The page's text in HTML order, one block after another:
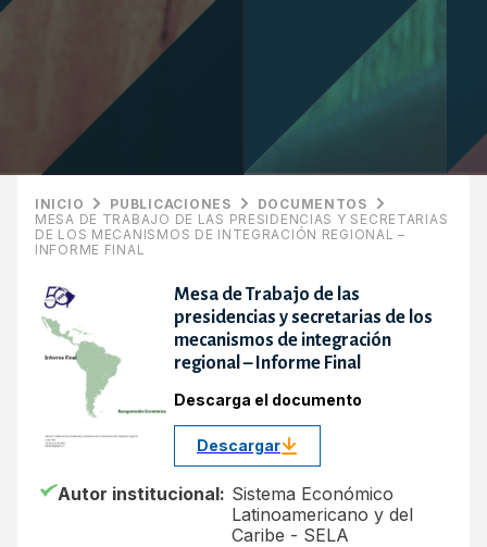
INICIO PUBLICACIONES
DOCUMENTOS
MESA DE TRABAJO DE LAS PRESIDENCIAS Y SECRETARIAS
DE LOS MECANISMOS DE INTEGRACIÓN REGIONAL –
INFORME FINAL
Mesa de Trabajo de las
presidencias y secretarias de los
mecanismos de integración
regional – Informe Final
Descarga el documento
Descargar
Autor institucional: Sistema Económico
Latinoamericano y del
Caribe - SELA